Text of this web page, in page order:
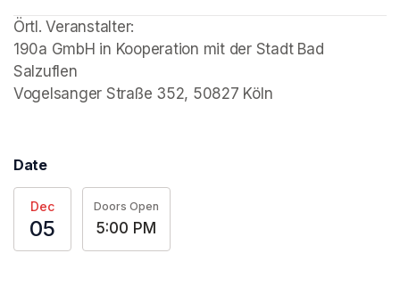
Örtl. Veranstalter:
190a GmbH in Kooperation mit der Stadt Bad
Salzuflen
Vogelsanger Straße 352, 50827 Köln
Date
Dec
05
Doors Open
5:00 PM